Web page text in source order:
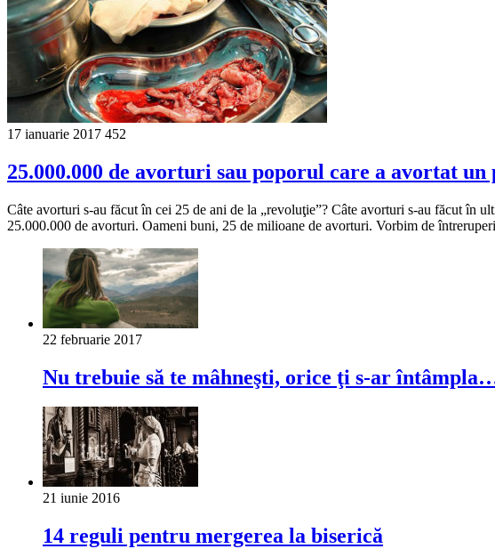
17 ianuarie 2017 452
25.000.000 de avorturi sau poporul care a avortat un
Câte avorturi s-au făcut în cei 25 de ani de la „revoluţie”? Câte avorturi s-au făcut în
25.000.000 de avorturi. Oameni buni, 25 de milioane de avorturi. Vorbim de
22 februarie 2017
Nu trebuie să te mâhneşti, orice ţi s-ar
21 iunie 2016
14 reguli pentru mergerea la biserică